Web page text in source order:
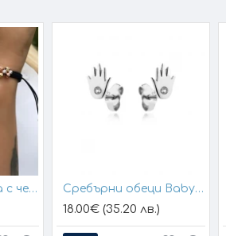
Сребърна гривна с черен конец и позлатени топчета Сребърни обеци Baby Hands
18.00€ (35.20 лв.)